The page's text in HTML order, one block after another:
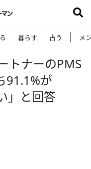
暮らす 占う メ
トナーのPMS
91.1%が
」と回答